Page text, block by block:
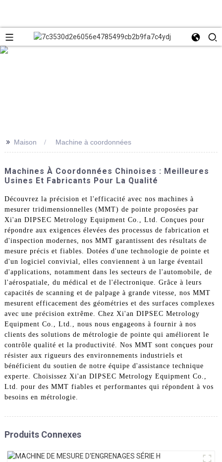
>> Maison Machine à coordonnées
Machines À Coordonnées Chinoises : Meilleures
Usines Et Fabricants Pour La Qualité
Découvrez la précision et l'efficacité avec nos machines à
mesurer tridimensionnelles (MMT) de pointe proposées par
Xi'an DIPSEC Metrology Equipment Co., Ltd. Conçues pour
répondre aux exigences élevées des processus de fabrication et
d'inspection modernes, nos MMT garantissent des résultats de
mesure précis et fiables. Dotées d'une technologie de pointe et
d'un logiciel convivial, elles conviennent à un large éventail
d'applications, notamment dans les secteurs de l'automobile, de
l'aérospatiale, du médical et de l'électronique. Grâce à leurs
capacités de scanning et de palpage à grande vitesse, nos MMT
mesurent efficacement des géométries et des surfaces complexes
avec une précision extrême. Chez Xi'an DIPSEC Metrology
Equipment Co., Ltd., nous nous engageons à fournir à nos
clients des solutions de métrologie de pointe qui améliorent le
contrôle qualité et la productivité. Nos MMT sont conçues pour
résister aux rigueurs des environnements industriels et
bénéficient du soutien de notre équipe d'assistance technique
experte. Choisissez Xi'an DIPSEC Metrology Equipment Co.,
Ltd. pour des MMT fiables et performantes qui répondent à vos
besoins en métrologie.
Produits Connexes